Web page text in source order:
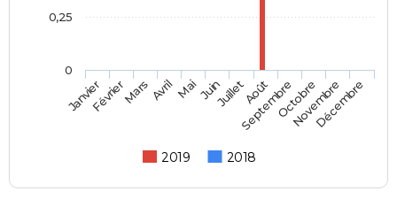
2019 2018
JanvierFévrierMars AvrilMaiJuinJuilletAoût
SeptembreOctobre
Novembre
Décembre
0
0,25